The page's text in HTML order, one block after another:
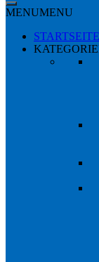
MENUMENU
STARTSEITE